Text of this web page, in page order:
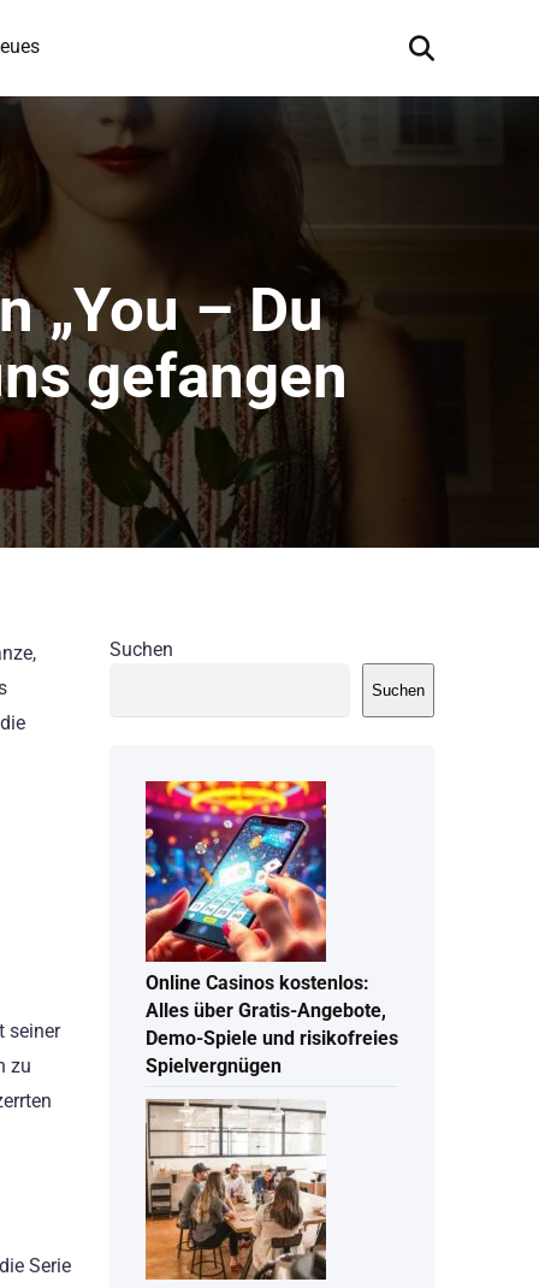
„You – Du
gefangen
seiner
zu
Serie
Suchen
Suchen
Online Casinos kostenlos:
Alles über Gratis-Angebote,
Demo-Spiele und risikofreies
Spielvergnügen